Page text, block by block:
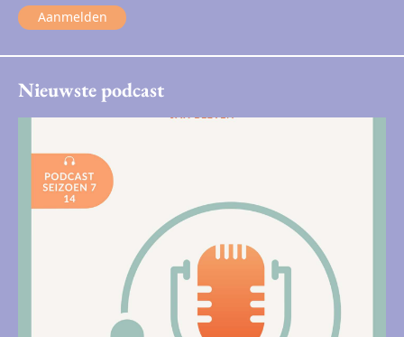
Aanmelden
Nieuwste podcast